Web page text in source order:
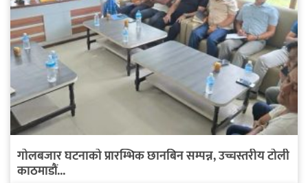
गोलबजार घटनाको प्रारम्भिक छानबिन सम्पन्न, उच्चस्तरीय टोली
काठमाडौं...